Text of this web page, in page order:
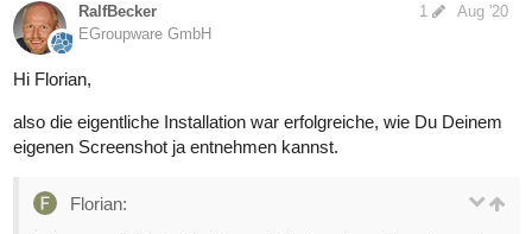
RalfBecker
EGroupware GmbH
Aug '20
1
Hi Florian,
also die eigentliche Installation war erfolgreiche, wie Du Deinem
eigenen Screenshot ja entnehmen kannst.
Florian: